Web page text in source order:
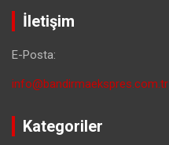
İletişim
E-Posta:
info@bandirmaekspres.com.tr
Kategoriler